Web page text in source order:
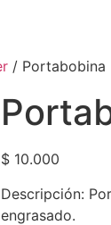
/ Portabobina
$10.000
Descripción:
engrasado.